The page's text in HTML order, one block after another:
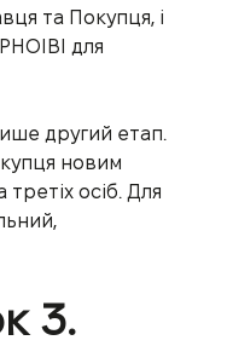
та Покупця, і
для
другий етап.
новим
осіб. Для
3.